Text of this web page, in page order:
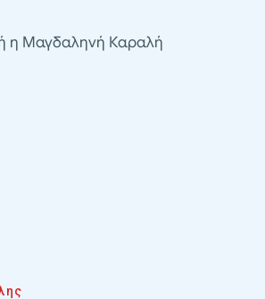
η Μαγδαληνή Καραλή